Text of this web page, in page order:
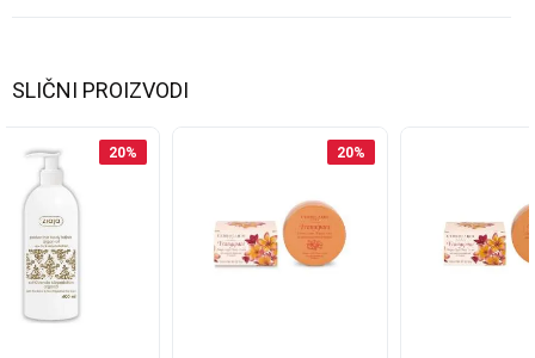
SLIČNI PROIZVODI
20% 20%